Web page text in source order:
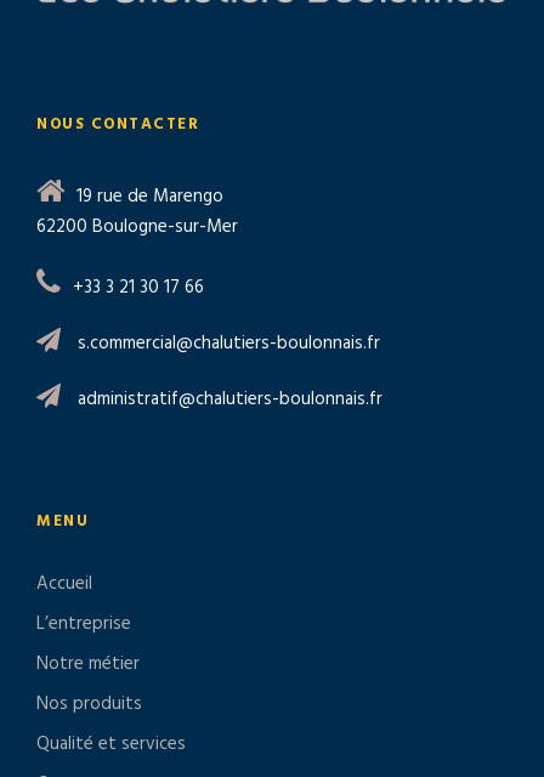
NOUS CONTACTER
19 rue de Marengo
62200 Boulogne-sur-Mer
+33 3 21 30 17 66
s.commercial@chalutiers-boulonnais.fr
administratif@chalutiers-boulonnais.fr
MENU
Accueil
L’entreprise
Notre métier
Nos produits
Qualité et services